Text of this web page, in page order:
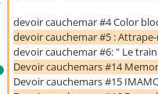
devoir cauchemar #4 Color
devoir cauchemar #5 :
devoir cauchemar #6: " Le
Devoir cauchemars #14
Devoir cauchemars #15